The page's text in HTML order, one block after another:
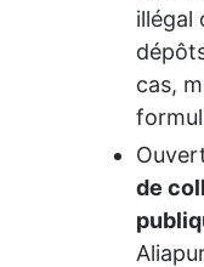
illégal
cas,
de